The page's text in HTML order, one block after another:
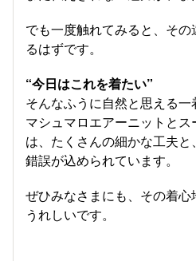
でも一度触れてみると、そ
るはずです。
“今日はこれを着たい”
そんなふうに自然と思える一
マシュマロエアーニットと
は、たくさんの細かな工夫
錯誤が込められています。
ぜひみなさまにも、その着
うれしいです。